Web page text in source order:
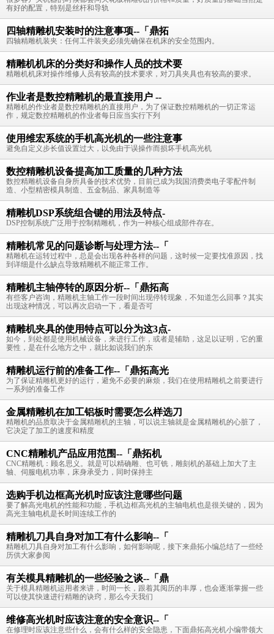
有好的配置，特别是丝杆和导轨
四轴精雕机安装时的注意事项--「鼎拓
四轴精雕机装夹：任何工件装夹必须先确保在机床的安全范围内。
精雕机机床的分类好和操作人员的技术要
精雕机机床对操作维修人员有较高的技术要求，对刀具夹具也有较高的要求。
作业者是数控精雕机的最直接用户 --
精雕机的作业者是数控精雕机的直接用户，为了保证数控精雕机的一切正常运
作，规定数控精雕机的作业者每日应当实行下列
使用维宏系统的手机高光机的一些注意事
避免自定义步长值设置过大，以免由于误操作而损坏手机高光机
数控精雕机设备提高加工质量的几种方法
数控精雕机设备自身所具备的技术优势，目前已成为我国消费类电子零配件制
造、小型精密模具制造、五金制品、家具制造等
精雕机DSP系统组合键的用法及特点-
DSP控制系统广泛用于控制精雕机，作为一种核心组成部件存在。
精雕机常见的问题诊断与处理方法--「
精雕机在运转过程中，总是会出现各种各样的问题，这时候一定要找准原因，找
到详细是什么缺点导致精雕机不能正常工作。
精雕机主轴停转的原因分析--「鼎拓高
有些客户咨询，精雕机主轴工作一段时间出现停转现象，不知道怎么回事？其实
出现这种情况，可以再次启动一下，看是否可
精雕机夹具的使用特点可以分为这3点-
如今，到处都是使用机械设备，来进行工作，或者是辅助，这足以证明，它的重
要性，是在什么地方之中，就比如说我们的东
精雕机运行前的准备工作--「鼎拓高光
为了保证精雕机更好的运行，避免不必要的麻烦，我们在使用精雕机之前要进行
一系列的准备工作
金属精雕机在加工铝板时需要怎么样选刀
精雕机的品质取决于金属精雕机的主轴，可以说主轴就是金属精雕机的心脏了，
它决定了加工的速度和精度
CNC精雕机产品应用范围--「鼎拓机
CNC精雕机：顾名思义。就是可以精确雕、也可铣，雕刻机的基础上加大了主
轴、伺服电机功率，床身承受力，同时保持主
选购手机边框高光机时应该注意哪些问题
要了解高光电机的性能和功能，手机边框高光机的主轴电机也是很关键的，因为
高光主轴电机是长时间连续工作的
精雕机刀具自身对加工有什么影响--「
精雕机刀具自身对加工有什么影响，如何影响呢，接下来鼎拓小编总结了一些经
历供大家参阅
有关模具精雕机的一些经验之谈--「鼎
关于模具精雕机运用者来讲，时间一长，跟着其阅历的丰厚，也会逐渐掌握一些
可以使其快速进行精雕的诀窍，那么今天我们
维修高光机时应该注意的安全意识--「
在修理时应该注意些什么，会有什么样的安全隐患，下面鼎拓高光机小编带领大